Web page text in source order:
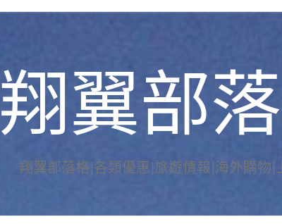
翔翼部
翔翼部落格|各類優惠|旅遊情報|海外購物|